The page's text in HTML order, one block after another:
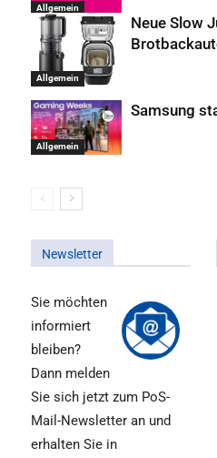
Allgemein
Allgemein
Neue Slow
Allgemein
Samsung
Newsletter
Sie möchten
informiert
bleiben?
Dann melden
Sie sich jetzt zum PoS-
Mail-Newsletter an und
erhalten Sie in